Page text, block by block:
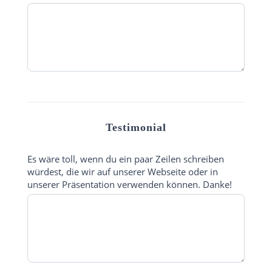
Testimonial
Es wäre toll, wenn du ein paar Zeilen schreiben
würdest, die wir auf unserer Webseite oder in
unserer Präsentation verwenden können. Danke!